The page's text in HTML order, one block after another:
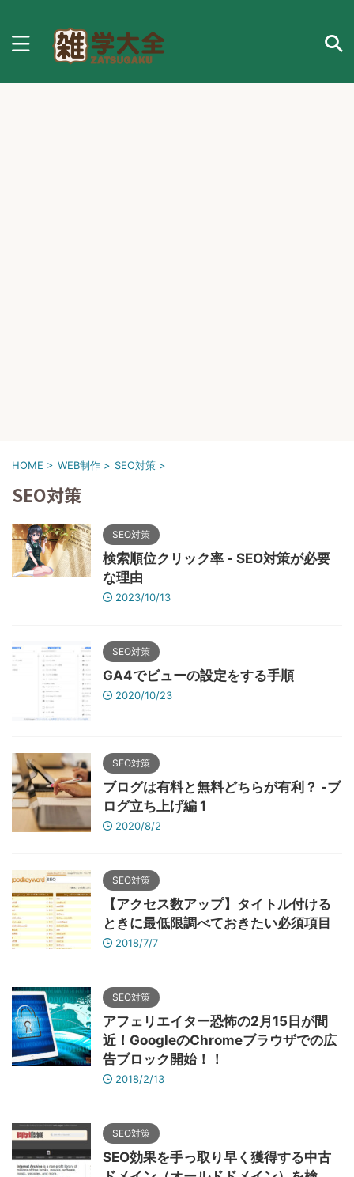
HOME > WEB制作 > SEO対策 >
SEO対策
SEO対策
検索順位クリック率 - SEO対策が必要
な理由
2023/10/13
SEO対策
GA4でビューの設定をする手順
2020/10/23
SEO対策
ブログは有料と無料どちらが有利？ -ブ
ログ立ち上げ編 1
2020/8/2
SEO対策
【アクセス数アップ】タイトル付ける
ときに最低限調べておきたい必須項目
2018/7/7
SEO対策
アフェリエイター恐怖の2月15日が間
近！GoogleのChromeブラウザでの広
告ブロック開始！！
2018/2/13
SEO対策
SEO効果を手っ取り早く獲得する中古